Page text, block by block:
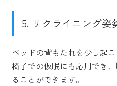
5. リクライニング姿
ベッドの背もたれを少し起
椅子での仮眠にも応用でき
ることができます。